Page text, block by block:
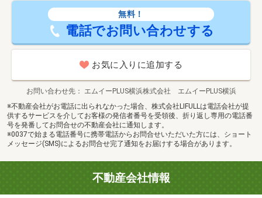
無料！
電話でお問い合わせする
お気に入りに追加する
お問い合わせ先
エムイーPLUS横浜株式会社 エムイーPLUS横浜
※不動産会社がお電話に出られなかった場合、株式会社LIFULLは電話会社が提
供するサービスを介してお客様の発信者番号を受領後、折り返し専用の電話番
号を発番してお問合せの不動産会社に通知します。
※0037で始まる電話番号に携帯電話からお問合せいただいた方には、ショート
メッセージ(SMS)によるお問合せ完了通知をお届けする場合があります。
不動産会社情報